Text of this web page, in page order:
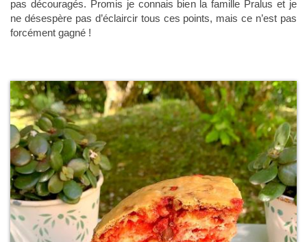
pas découragés. Promis je connais bien la famille Pralus et je
ne désespère pas d’éclaircir tous ces points, mais ce n’est pas
forcément gagné !